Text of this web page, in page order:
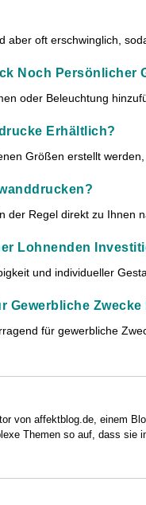
aber oft erschwinglich,
Noch Persönlicher
oder Beleuchtung
Erhältlich?
Größen erstellt
Regel direkt zu Ihnen
Lohnenden
und individueller
Gewerbliche Zwecke
für gewerbliche
von affektblog.de, einem
Themen so auf, dass sie